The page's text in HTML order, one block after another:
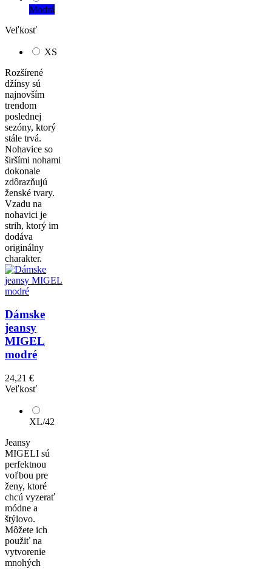
Modrá
Veľkosť
XS
Rozšírené
džínsy sú
najnovším
trendom
poslednej
sezóny, ktorý
stále trvá.
Nohavice so
širšími nohami
dokonale
zdôrazňujú
ženské tvary.
Vzadu na
nohavici je
strih, ktorý im
dodáva
originálny
charakter.
Dámske
jeansy
MIGEL
modré
24,21 €
Veľkosť
XL/42
Jeansy
MIGELI sú
perfektnou
voľbou pre
ženy, ktoré
chcú vyzerať
módne a
štýlovo.
Môžete ich
použiť na
vytvorenie
mnohých